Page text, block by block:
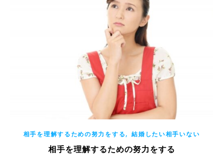
相手を理解するための努力をする,結婚したい相手いない
相手を理解するための努力をする